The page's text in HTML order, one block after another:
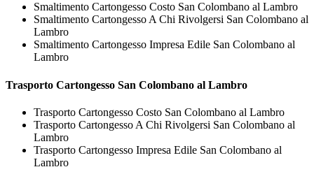
Smaltimento Cartongesso Costo San Colombano al Lambro
Smaltimento Cartongesso A Chi Rivolgersi San Colombano al
Lambro
Smaltimento Cartongesso Impresa Edile San Colombano al
Lambro
Trasporto Cartongesso San Colombano al Lambro
Trasporto Cartongesso Costo San Colombano al Lambro
Trasporto Cartongesso A Chi Rivolgersi San Colombano al
Lambro
Trasporto Cartongesso Impresa Edile San Colombano al
Lambro